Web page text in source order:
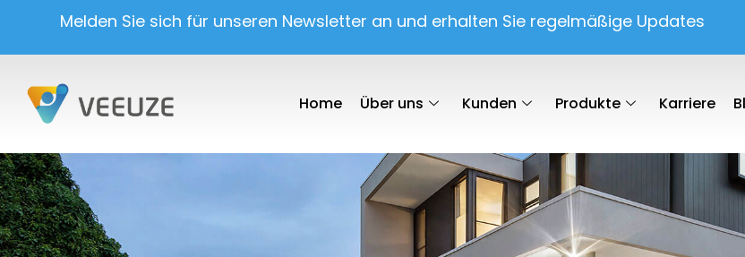
Melden Sie sich für unseren Newsletter an und erhalten Sie regelmäßige Updates
Home Über uns Kunden Produkte Karriere